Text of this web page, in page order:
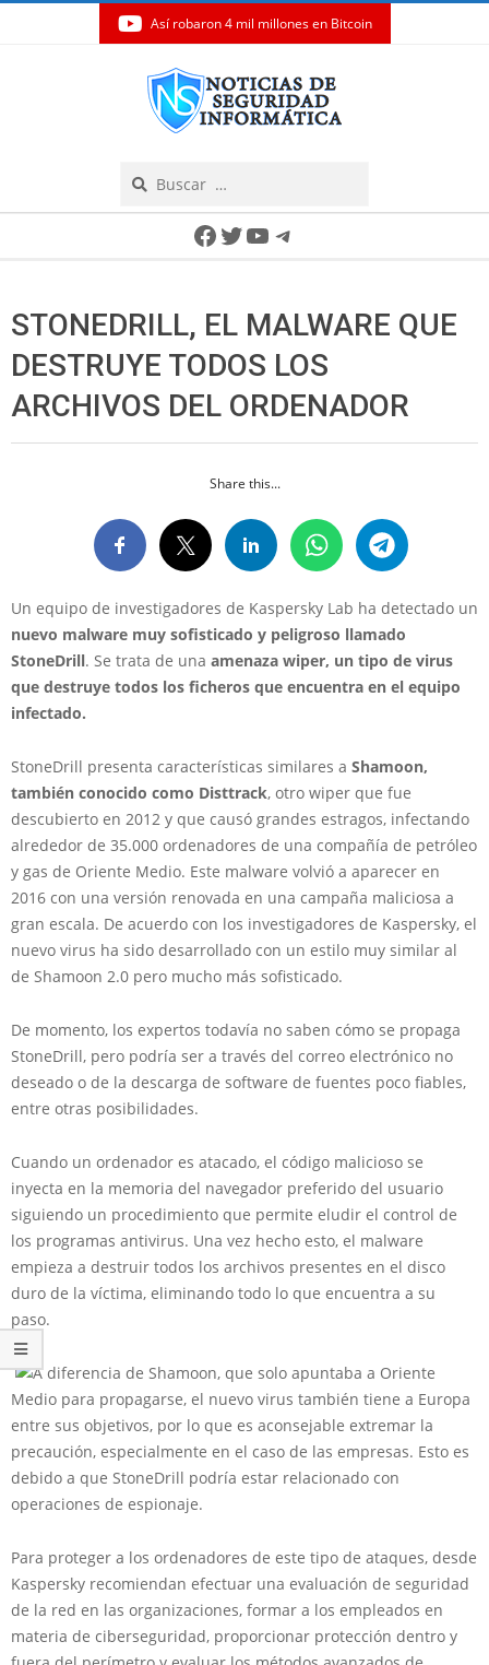
Así robaron 4 mil millones en Bitcoin
Facebook
Twitter
YouTube
Telegram
STONEDRILL, EL MALWARE QUE
DESTRUYE TODOS LOS
ARCHIVOS DEL ORDENADOR
Share this...
Un equipo de investigadores de Kaspersky Lab ha detectado un
nuevo malware muy sofisticado y peligroso llamado
StoneDrill. Se trata de una amenaza wiper, un tipo de virus
que destruye todos los ficheros que encuentra en el equipo
infectado.
StoneDrill presenta características similares a Shamoon,
también conocido como Disttrack, otro wiper que fue
descubierto en 2012 y que causó grandes estragos, infectando
alrededor de 35.000 ordenadores de una compañía de petróleo
y gas de Oriente Medio. Este malware volvió a aparecer en
2016 con una versión renovada en una campaña maliciosa a
gran escala. De acuerdo con los investigadores de Kaspersky, el
nuevo virus ha sido desarrollado con un estilo muy similar al
de Shamoon 2.0 pero mucho más sofisticado.
De momento, los expertos todavía no saben cómo se propaga
StoneDrill, pero podría ser a través del correo electrónico no
deseado o de la descarga de software de fuentes poco fiables,
entre otras posibilidades.
Cuando un ordenador es atacado, el código malicioso se
inyecta en la memoria del navegador preferido del usuario
siguiendo un procedimiento que permite eludir el control de
los programas antivirus. Una vez hecho esto, el malware
empieza a destruir todos los archivos presentes en el disco
duro de la víctima, eliminando todo lo que encuentra a su
paso.
A diferencia de Shamoon, que solo apuntaba a Oriente
Medio para propagarse, el nuevo virus también tiene a Europa
entre sus objetivos, por lo que es aconsejable extremar la
precaución, especialmente en el caso de las empresas. Esto es
debido a que StoneDrill podría estar relacionado con
operaciones de espionaje.
Para proteger a los ordenadores de este tipo de ataques, desde
Kaspersky recomiendan efectuar una evaluación de seguridad
de la red en las organizaciones, formar a los empleados en
materia de ciberseguridad, proporcionar protección dentro y